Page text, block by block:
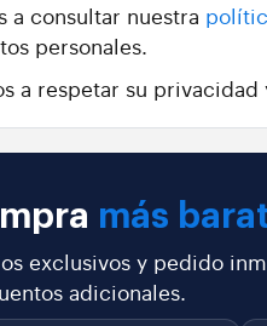
a consultar nuestra
personales.
a respetar su
más
exclusivos y pedido
adicionales.